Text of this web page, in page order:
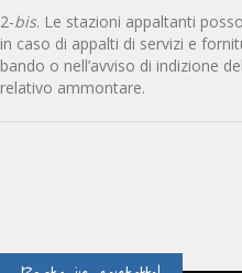
2-bis. Le stazioni appaltanti
in caso di appalti di servizi e
bando o nell’avviso di indizione
relativo ammontare.